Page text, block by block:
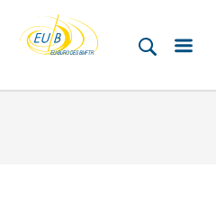
Buero